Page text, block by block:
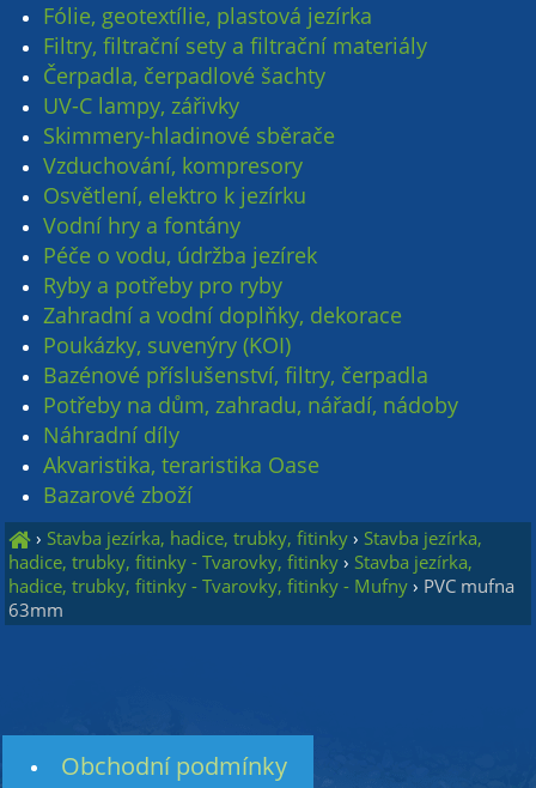
Fólie, geotextílie, plastová jezírka
Filtry, filtrační sety a filtrační materiály
Čerpadla, čerpadlové šachty
UV-C lampy, zářivky
Skimmery-hladinové sběrače
Vzduchování, kompresory
Osvětlení, elektro k jezírku
Vodní hry a fontány
Péče o vodu, údržba jezírek
Ryby a potřeby pro ryby
Zahradní a vodní doplňky, dekorace
Poukázky, suvenýry (KOI)
Bazénové příslušenství, filtry, čerpadla
Potřeby na dům, zahradu, nářadí, nádoby
Náhradní díly
Akvaristika, teraristika Oase
Bazarové zboží
› Stavba jezírka, hadice, trubky, fitinky › Stavba jezírka,
hadice, trubky, fitinky - Tvarovky, fitinky › Stavba jezírka,
hadice, trubky, fitinky - Tvarovky, fitinky - Mufny › PVC mufna
63mm
Obchodní podmínky